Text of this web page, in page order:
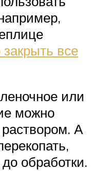
закрыть все
или
можно
А
обработки.